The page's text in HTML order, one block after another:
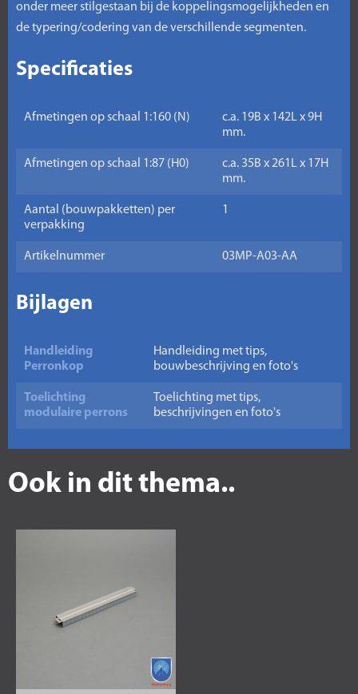
onder meer stilgestaan bij de koppelingsmogelijkheden en
de typering/codering van de verschillende segmenten.
Specificaties
Afmetingen op schaal 1:160 (N)
c.a. 19B x 142L x 9H
mm.
Afmetingen op schaal 1:87 (H0)
c.a. 35B x 261L x 17H
mm.
Aantal (bouwpakketten) per
verpakking
1
Artikelnummer 03MP-A03-AA
Bijlagen
Handleiding
Perronkop
Handleiding met tips,
bouwbeschrijving en foto's
Toelichting
modulaire perrons
Toelichting met tips,
beschrijvingen en foto's
Ook in dit thema..